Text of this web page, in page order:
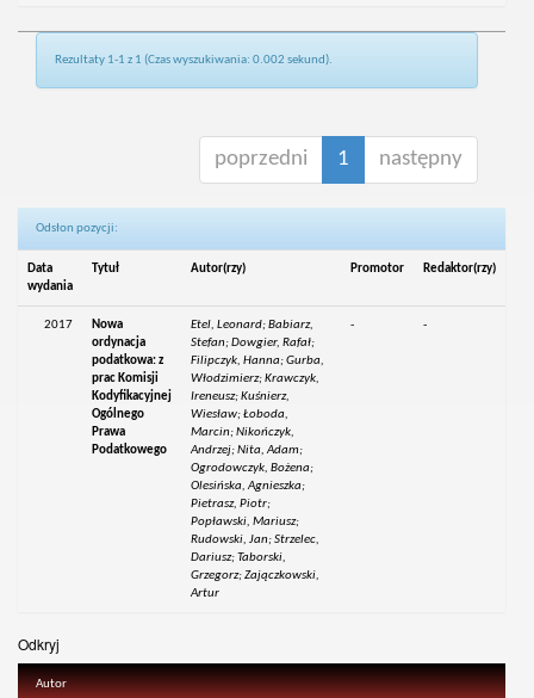
Rezultaty 1-1 z 1 (Czas wyszukiwania: 0.002 sekund).
poprzedni 1 następny
Odsłon pozycji:
Data
wydania
Tytuł Autor(rzy) Promotor Redaktor(rzy)
2017
Nowa
ordynacja
podatkowa: z
prac Komisji
Kodyfikacyjnej
Ogólnego
Prawa
Podatkowego
Etel, Leonard; Babiarz,
Stefan; Dowgier, Rafał;
Filipczyk, Hanna; Gurba,
Włodzimierz; Krawczyk,
Ireneusz; Kuśnierz,
Wiesław; Łoboda,
Marcin; Nikończyk,
Andrzej; Nita, Adam;
Ogrodowczyk, Bożena;
Olesińska, Agnieszka;
Pietrasz, Piotr;
Popławski, Mariusz;
Rudowski, Jan; Strzelec,
Dariusz; Taborski,
Grzegorz; Zajączkowski,
Artur
- -
Odkryj
Autor